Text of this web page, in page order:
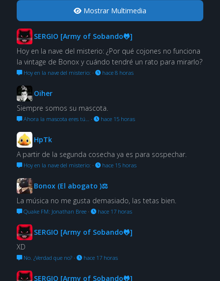
Mostrar Multimedia
SERGIO [Army of Sobando🐸]
Hoy en la nave del misterio: ¿Por qué cojones no funciona
la vintage de Bonox y cuándo tendré un rato para mirarlo?
Hoy en la nave del misterio: · hace 8 horas
Oiher
Siempre somos su mascota.
Ahora la mascota eres tú… · hace 15 horas
HpTk
A partir de la segunda cosecha ya es para sospechar.
Hoy en la nave del misterio: · hace 15 horas
Bonox (El abogato )⚖
La música no me gusta demasiado, las tetas bien.
Quake FM: Jonathan Bree· hace 17 horas
SERGIO [Army of Sobando🐸]
XD
No. ¿Verdad que no?· hace 17 horas
SERGIO [Army of Sobando🐸]